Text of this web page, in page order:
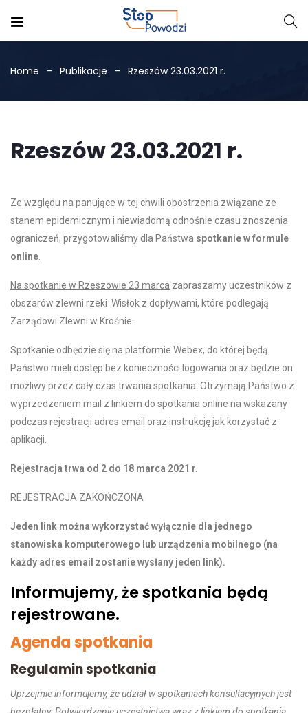
Home Publikacje Rzeszów 23.03.2021 r.
Rzeszów 23.03.2021 r.
Ze względu na panujące w tej chwili obostrzenia związane ze
stanem epidemicznym i niewiadomą odnośnie czasu znoszenia
ograniczeń, przygotowaliśmy dla Państwa spotkanie w formule
online
Na spotkanie w Rzeszowie 23 marca zapraszamy uczestników z
obszarów zlewni rzeki Wisłok z dopływami, które podlegają
Zarządowi Zlewni w Krośnie.
Spotkanie odbędzie się na platformie Webex, do której będą
Państwo mieli dostęp bez konieczności logowania oraz będzie on
możliwy przez cały czas trwania spotkania. Otrzymają Państwo z
wyprzedzeniem mail z linkiem do spotkania online na wskazany
podczas rejestracji adres email oraz instrukcję jak korzystać z
aplikacji.
Rejestracja trwa od 2 do 18 marca 2021 r.
REJESTRACJA ZAKOŃCZONA
Jeden link można wykorzystać wyłącznie dla jednego
stanowiska komputerowego lub urządzenia mobilnego (na
każdy adres email zostanie wysłany jeden link).
Informujemy, że spotkania będą
rejestrowane.
Agenda spotkania
Regulamin spotkania
Uprzejmie informujemy, że udział w spotkaniach konsultacyjnych jest